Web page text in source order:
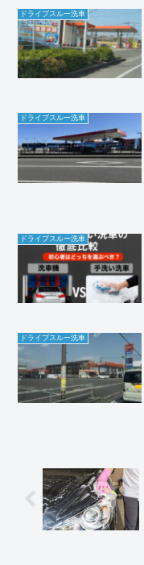
ドライブスルー洗車
ドライブスルー洗車
ドライブスルー洗車
ドライブスルー洗車